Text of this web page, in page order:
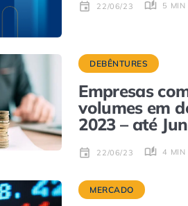
22/06/23 5 MIN
DEBÊNTURES
Empresas
volumes em
2023 – até
22/06/23 4 MIN
MERCADO